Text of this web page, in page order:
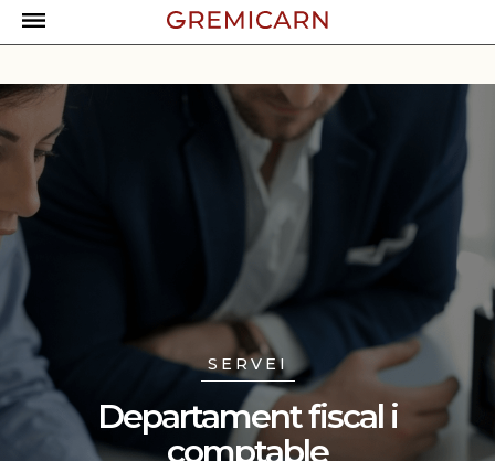
SERVEI
Departament fiscal i
comptable
Servei
Departament
fiscal i comptable
peinado@gremicarn.cat